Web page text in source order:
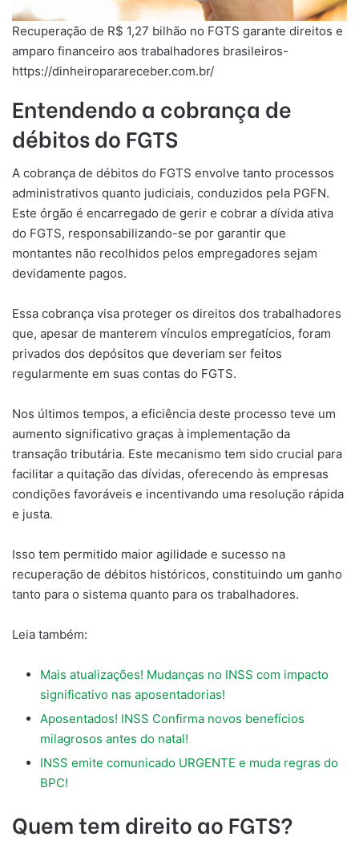
Recuperação de R$ 1,27 bilhão no FGTS garante direitos e
amparo financeiro aos trabalhadores brasileiros-
https://dinheiroparareceber.com.br/
Entendendo a cobrança de
débitos do FGTS
A cobrança de débitos do FGTS envolve tanto processos
administrativos quanto judiciais, conduzidos pela PGFN.
Este órgão é encarregado de gerir e cobrar a dívida ativa
do FGTS, responsabilizando-se por garantir que
montantes não recolhidos pelos empregadores sejam
devidamente pagos.
Essa cobrança visa proteger os direitos dos trabalhadores
que, apesar de manterem vínculos empregatícios, foram
privados dos depósitos que deveriam ser feitos
regularmente em suas contas do FGTS.
Nos últimos tempos, a eficiência deste processo teve um
aumento significativo graças à implementação da
transação tributária. Este mecanismo tem sido crucial para
facilitar a quitação das dívidas, oferecendo às empresas
condições favoráveis e incentivando uma resolução rápida
e justa.
Isso tem permitido maior agilidade e sucesso na
recuperação de débitos históricos, constituindo um ganho
tanto para o sistema quanto para os trabalhadores.
Leia também:
Mais atualizações! Mudanças no INSS com impacto
significativo nas aposentadorias!
Aposentados! INSS Confirma novos benefícios
milagrosos antes do natal!
INSS emite comunicado URGENTE e muda regras do
BPC!
Quem tem direito ao FGTS?